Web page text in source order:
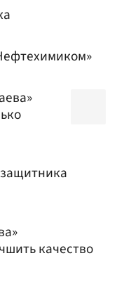
качество